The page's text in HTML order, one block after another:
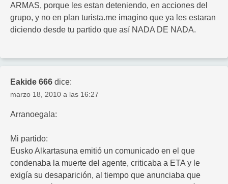
ARMAS, porque les estan deteniendo, en acciones del
grupo, y no en plan turista.me imagino que ya les estaran
diciendo desde tu partido que así NADA DE NADA.
Eakide 666 dice:
marzo 18, 2010 a las 16:27
Arranoegala:
Mi partido:
Eusko Alkartasuna emitió un comunicado en el que
condenaba la muerte del agente, criticaba a ETA y le
exigía su desaparición, al tiempo que anunciaba que